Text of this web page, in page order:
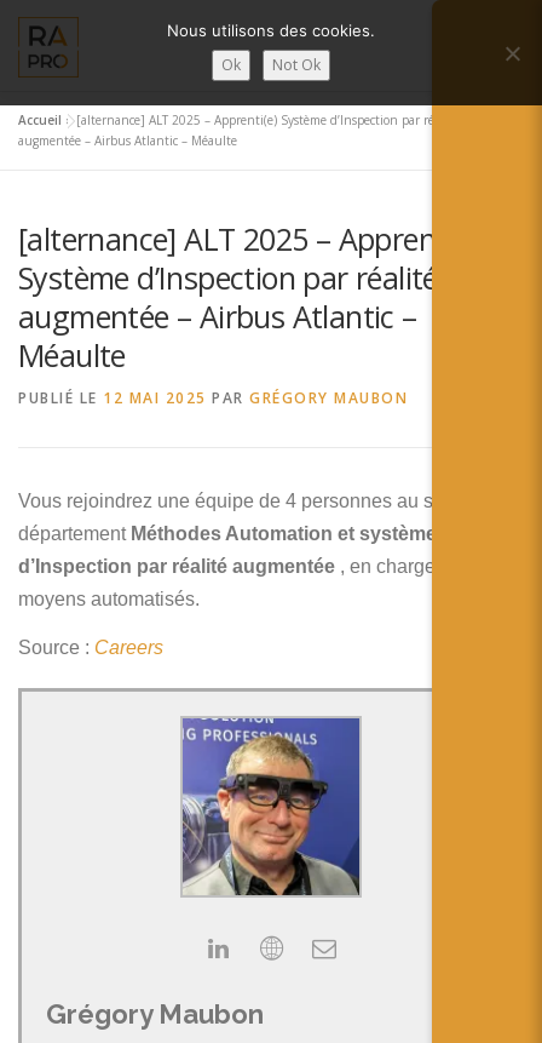
contenu
Menu
LA RÉALITÉ AUGMENTÉE ?
SERVICES RA’PRO ACTUALITÉ DE LA RA
CONTACTS FRANÇAIS
English
Deutsch
简体中文
Accueil »[alternance] ALT 2025 – Apprenti(e) Système d’Inspection par réalité
augmentée – Airbus Atlantic – Méaulte
[alternance] ALT 2025 – Apprenti(e)
Système d’Inspection par réalité
augmentée – Airbus Atlantic –
Méaulte
PUBLIÉ LE 12 MAI 2025 PAR GRÉGORY MAUBON
Vous rejoindrez une équipe de 4 personnes au sein du
département Méthodes Automation et système
d’Inspection par réalité augmentée , en charge des
moyens automatisés.
Source : Careers
Grégory Maubon
Nous utilisons des cookies.
Ok Not Ok